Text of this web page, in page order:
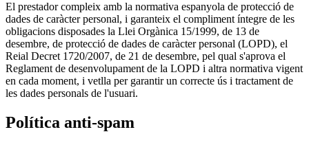
El prestador compleix amb la normativa espanyola de protecció de
dades de caràcter personal, i garanteix el compliment íntegre de les
obligacions disposades la Llei Orgànica 15/1999, de 13 de
desembre, de protecció de dades de caràcter personal (LOPD), el
Reial Decret 1720/2007, de 21 de desembre, pel qual s'aprova el
Reglament de desenvolupament de la LOPD i altra normativa vigent
en cada moment, i vetlla per garantir un correcte ús i tractament de
les dades personals de l'usuari.
Política anti-spam